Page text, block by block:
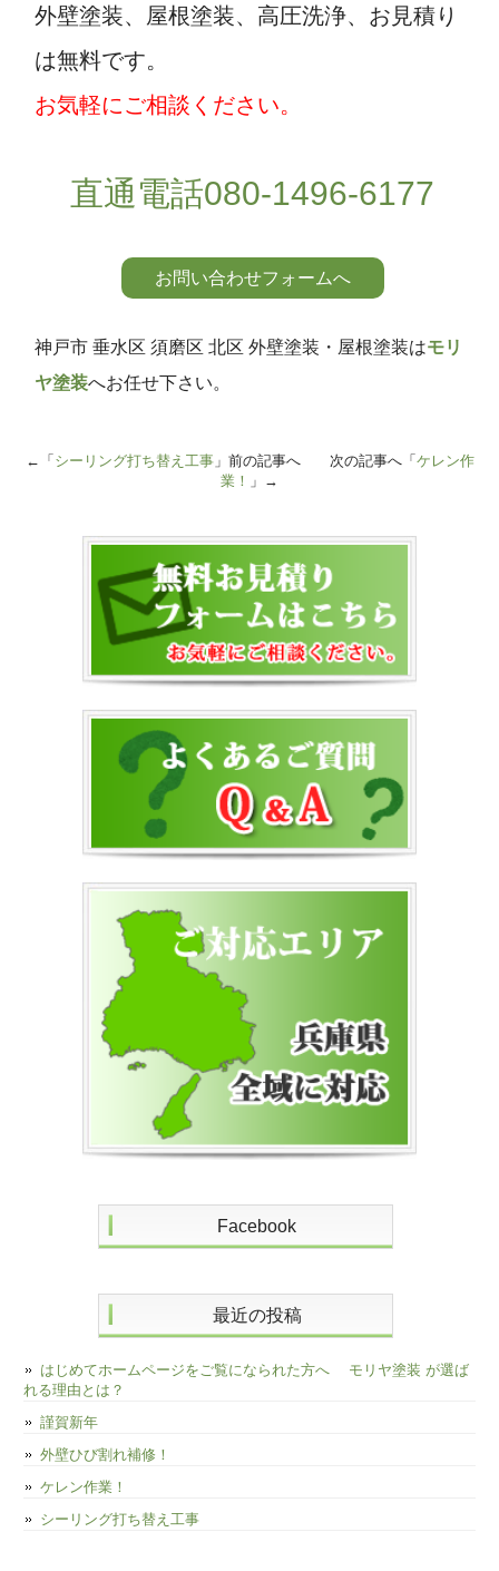
外壁塗装、屋根塗装、高圧洗浄、お見積り
は無料です。
お気軽にご相談ください。
直通電話080-1496-6177
お問い合わせフォームへ
神戸市 垂水区 須磨区 北区 外壁塗装・屋根塗装はモリ
ヤ塗装へお任せ下さい。
←「 シーリング打ち替え工事」前の記事へ 次の記事へ「 ケレン作
業！ 」→
Facebook
最近の投稿
はじめてホームページをご覧になられた方へ モリヤ塗装 が選ば
れる理由とは？
謹賀新年
外壁ひび割れ補修！
ケレン作業！
シーリング打ち替え工事